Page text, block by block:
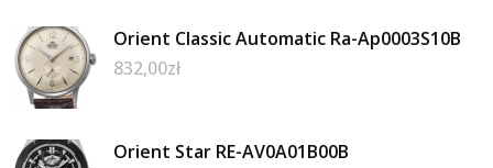
Orient Classic Automatic Ra-Ap0003S10B
832,00zł
Orient Star RE-AV0A01B00B